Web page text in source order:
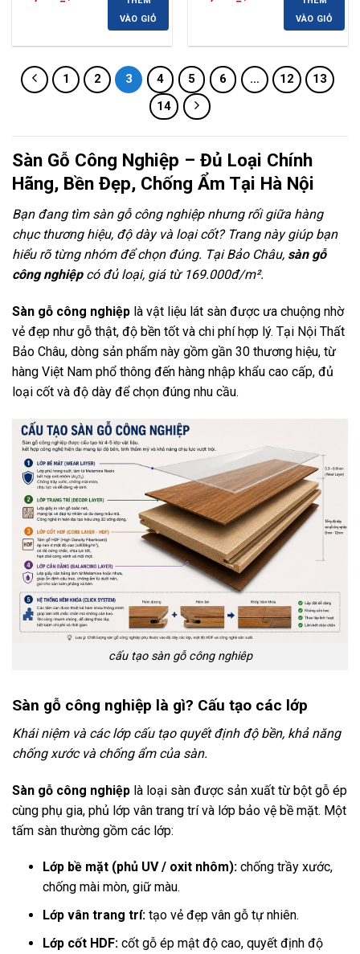
VÀO GIỎ
VÀO GIỎ
1 2 3 4 5 6 … 12
13
14
Sàn Gỗ Công Nghiệp – Đủ Loại Chính
Hãng, Bền Đẹp, Chống Ẩm Tại Hà Nội
Bạn đang tìm sàn gỗ công nghiệp nhưng rối giữa hàng
chục thương hiệu, độ dày và loại cốt? Trang này giúp bạn
hiểu rõ từng nhóm để chọn đúng. Tại Bảo Châu, sàn gỗ
công nghiệpcó đủ loại, giá từ 169.000đ/m².
Sàn gỗ công nghiệp là vật liệu lát sàn được ưa chuộng nhờ
vẻ đẹp như gỗ thật, độ bền tốt và chi phí hợp lý. Tại Nội Thất
Bảo Châu, dòng sản phẩm này gồm gần 30 thương hiệu, từ
hàng Việt Nam phổ thông đến hàng nhập khẩu cao cấp, đủ
loại cốt và độ dày để chọn đúng nhu cầu.
cấu tạo sàn gỗ công nghiêp
Sàn gỗ công nghiệp là gì? Cấu tạo các lớp
Khái niệm và các lớp cấu tạo quyết định độ bền, khả năng
chống xước và chống ẩm của sàn.
Sàn gỗ công nghiệp là loại sàn được sản xuất từ bột gỗ ép
cùng phụ gia, phủ lớp vân trang trí và lớp bảo vệ bề mặt. Một
tấm sàn thường gồm các lớp:
Lớp bề mặt (phủ UV / oxit nhôm): chống trầy xước,
chống mài mòn, giữ màu.
Lớp vân trang trí: tạo vẻ đẹp vân gỗ tự nhiên.
Lớp cốt HDF: cốt gỗ ép mật độ cao, quyết định độ